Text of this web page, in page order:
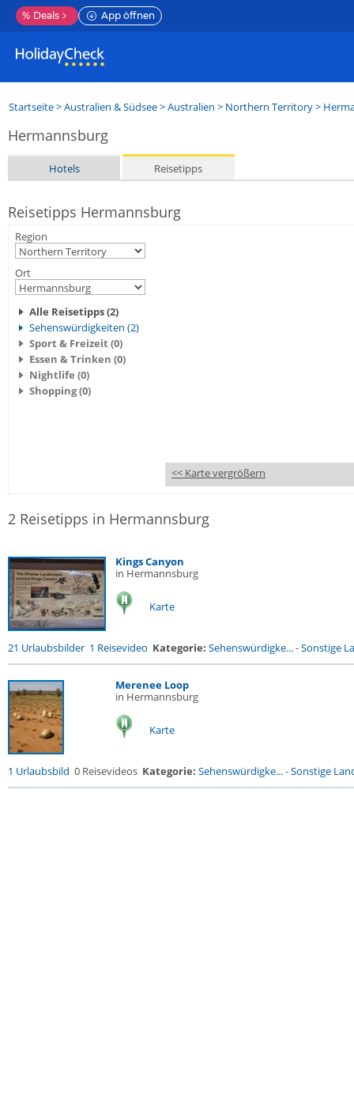
% Deals App öffnen
Startseite>Australien & Südsee>Australien > Northern Territory>
Hermannsburg
Hotels Reisetipps
Reisetipps Hermannsburg
Region
Ort
Alle Reisetipps (2)
Sehenswürdigkeiten (2)
Sport & Freizeit (0)
Essen & Trinken (0)
Nightlife (0)
Shopping (0)
<< Karte vergrößern
2 Reisetipps in Hermannsburg
Kings Canyon
in Hermannsburg
Karte
21 Urlaubsbilder 1 Reisevideo Kategorie: Sehenswürdigke...-Sonstige
Merenee Loop
in Hermannsburg
Karte
1 Urlaubsbild 0 Reisevideos Kategorie: Sehenswürdigke...-Sonstige